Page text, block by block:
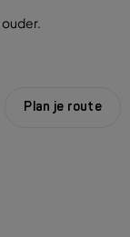
ouder.
Plan je route